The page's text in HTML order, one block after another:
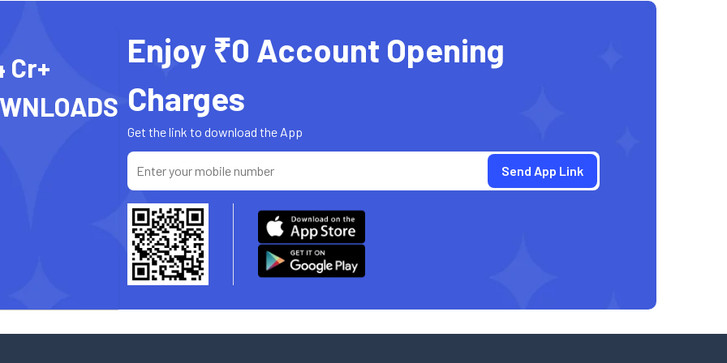
Cr+
Enjoy ₹0 Account Opening
Charges
Get the link to download the App